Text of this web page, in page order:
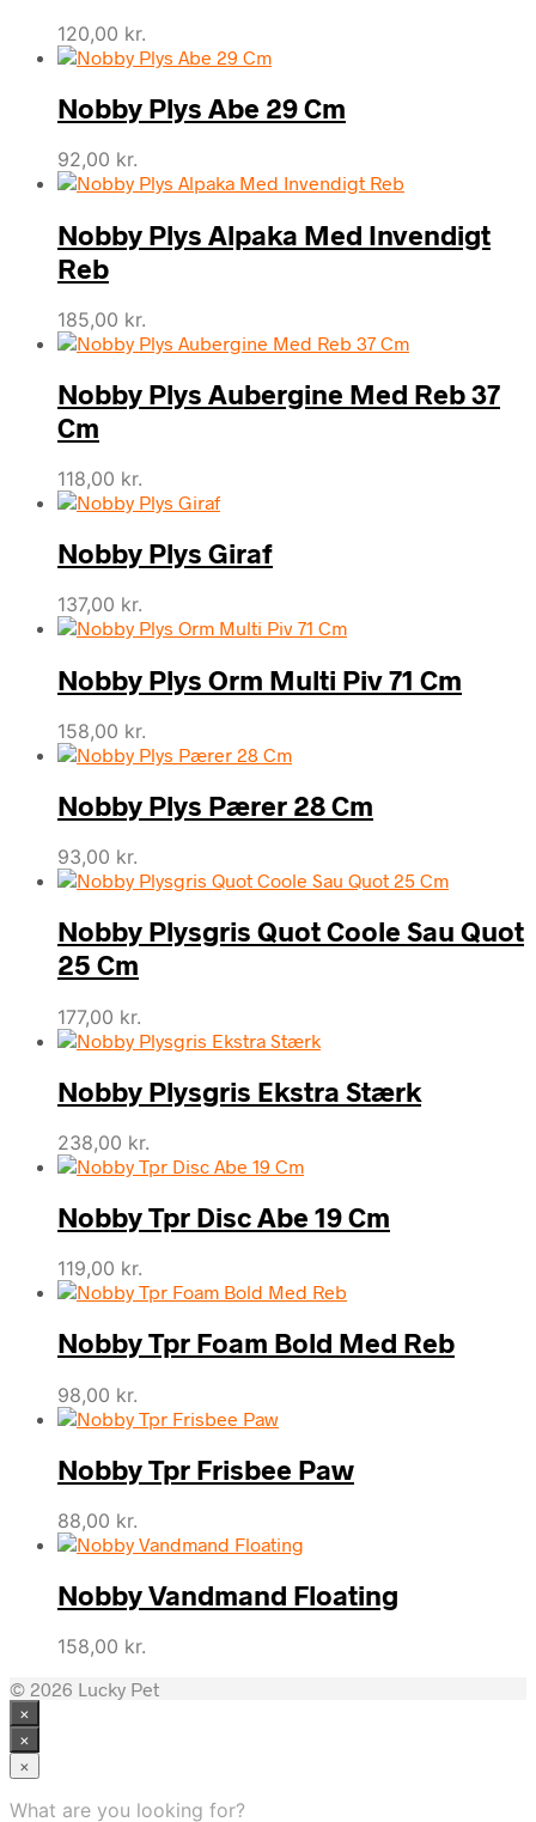
120,00 kr.
Nobby Plys Abe 29 Cm
92,00 kr.
Nobby Plys Alpaka Med Invendigt
Reb
185,00 kr.
Nobby Plys Aubergine Med Reb 37
Cm
118,00 kr.
Nobby Plys Giraf
137,00 kr.
Nobby Plys Orm Multi Piv 71 Cm
158,00 kr.
Nobby Plys Pærer 28 Cm
93,00 kr.
Nobby Plysgris Quot Coole Sau Quot
25 Cm
177,00 kr.
Nobby Plysgris Ekstra Stærk
238,00 kr.
Nobby Tpr Disc Abe 19 Cm
119,00 kr.
Nobby Tpr Foam Bold Med Reb
98,00 kr.
Nobby Tpr Frisbee Paw
88,00 kr.
Nobby Vandmand Floating
158,00 kr.
© 2026 Lucky Pet
×
×
×
What are you looking for?